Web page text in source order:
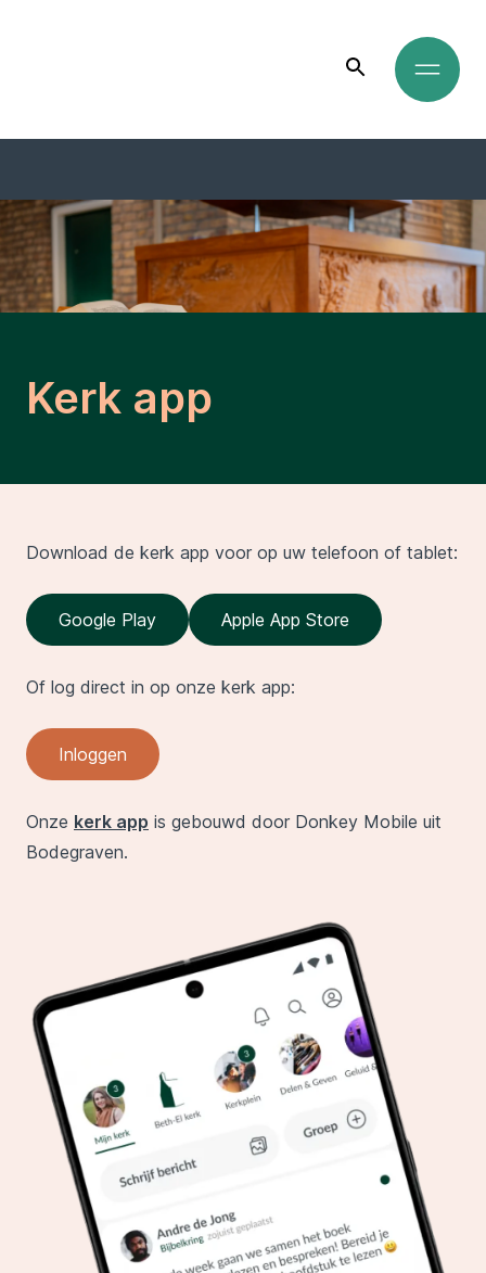
Kerk app
Download de kerk app voor op uw telefoon of tablet:
Google Play Apple App Store
Of log direct in op onze kerk app:
Inloggen
Onze kerk app is gebouwd door Donkey Mobile uit
Bodegraven.